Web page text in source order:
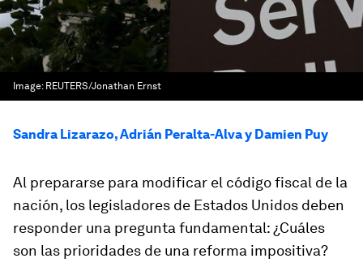
Image: REUTERS/Jonathan Ernst
Sandra Lizarazo, Adrián Peralta-Alva y Damien Puy
Al prepararse para modificar el código fiscal de la
nación, los legisladores de Estados Unidos deben
responder una pregunta fundamental: ¿Cuáles
son las prioridades de una reforma impositiva?